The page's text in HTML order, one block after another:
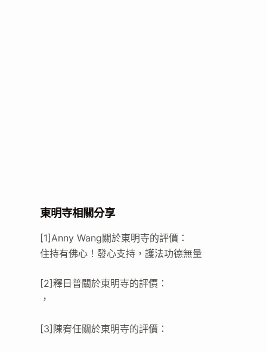
東明寺相關分享
[1]Anny Wang關於東明寺的評價：
住持有佛心！發心支持，護法功德無量
[2]釋日普關於東明寺的評價：
，
[3]陳宥任關於東明寺的評價：